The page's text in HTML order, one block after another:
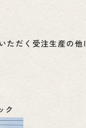
ただく受注生産の他
ク